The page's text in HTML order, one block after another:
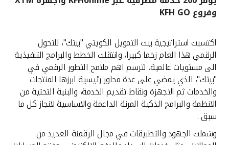
القنوات المصرفية
أدوات وخدمات
خدمات ما بعد البيع
اتصل بنا
وفروع KFH GO
اكتسبت استراتيجية بيت التمويل الكويتي "بيتك"، للتحول
الرقمي هذا العام زخما كبيرا، وانتقلت الخطط والبرامج التنفيذية
الى مستويات عالمية، لترسم اهم ملامح التطور الرقمي في
"بيتك"، الذي يمضي على عدة محاور رئيسية ابرزها المنتجات
والخدمات ثم الاجهزة ونقاط تقديم الخدمة، والبنية التحتية من
الانظمة والبرامج الذكية المرنة الداعمة والاساسية لانجاز كل ما
سبق .
وشملت الجهود والتطبيقات في مجال الرقمنة العديد من